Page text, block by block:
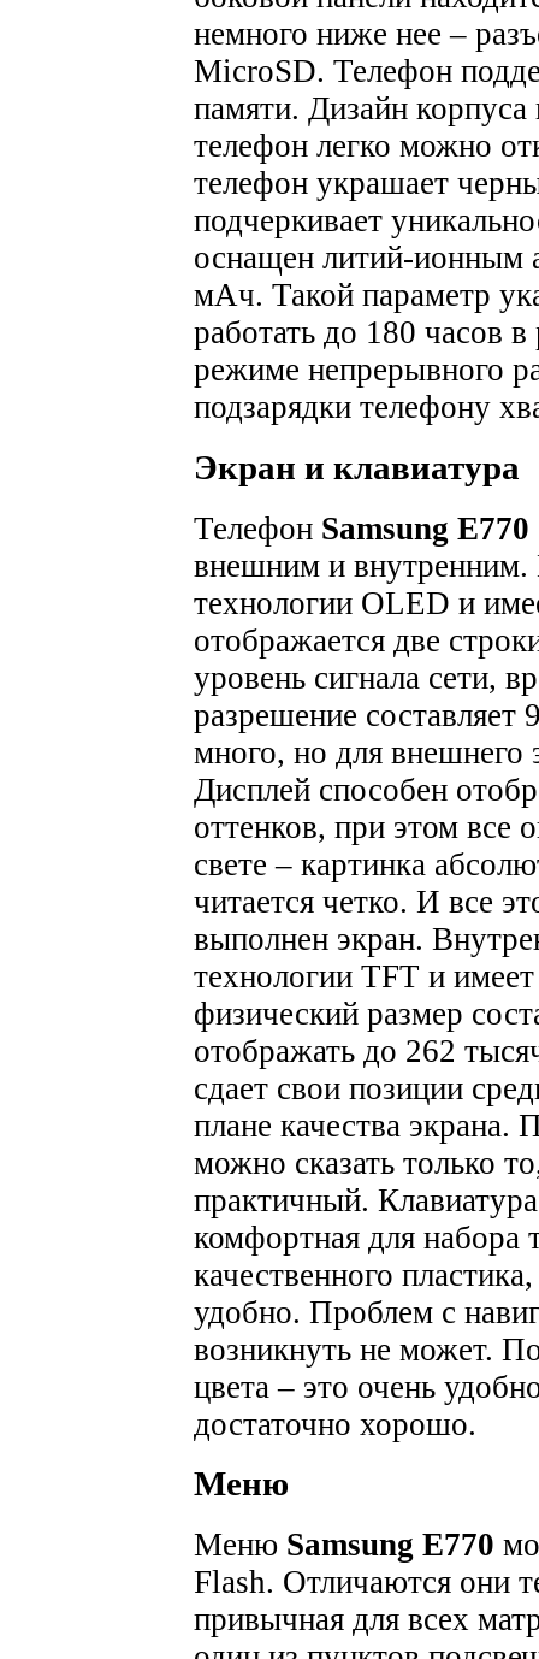
немного ниже нее –
MicroSD. Телефон
памяти. Дизайн
телефон легко можно
телефон украшает
подчеркивает
оснащен литий-ионным
мАч. Такой параметр
работать до 180 часов
режиме непрерывного
подзарядки телефону
Экран и клавиатура
Телефон Samsung E770
внешним и
технологии OLED и
отображается две
уровень сигнала сети,
разрешение
много, но для внешнего
Дисплей способен
оттенков, при этом все
свете – картинка
читается четко. И все
выполнен экран.
технологии TFT и
физический размер
отображать до 262
сдает свои позиции
плане качества
можно сказать только
практичный.
комфортная для набора
качественного
удобно. Проблем с
возникнуть не может.
цвета – это очень
достаточно хорошо.
Меню
Меню Samsung E770
Flash. Отличаются они
привычная для всех